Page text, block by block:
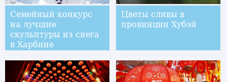
Семейный конкурс
на лучшие
скульптуры из снега
в Харбине
Цветы сливы в
провинции Хубэй